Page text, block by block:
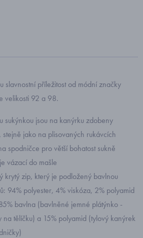
slavnostní příležitost od módní značky
velikosti 92 a 98.
sukýnkou jsou na kanýrku zdobeny
stejně jako na plisovaných rukávcích
spodničce pro větší bohatost sukně
vázací do mašle
krytý zip, který je podložený bavlnou
94% polyester, 4% viskóza, 2% polyamid
bavlna (bavlněné jemné plátýnko -
na tělíčku) a 15% polyamid (tylový kanýrek